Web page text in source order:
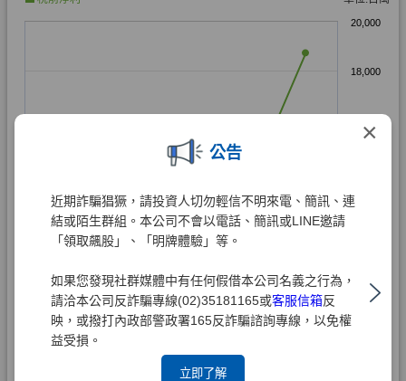
×
公告
近期詐騙猖獗，請投資人切勿輕信不明來電、簡訊、連
結或陌生群組。本公司不會以電話、簡訊或LINE邀請
「領取飆股」、「明牌體驗」等。
如果您發現社群媒體中有任何假借本公司名義之行為，
請洽本公司反詐騙專線(02)35181165或客服信箱反
映，或撥打內政部警政署165反詐騙諮詢專線，以免權
益受損。
立即了解